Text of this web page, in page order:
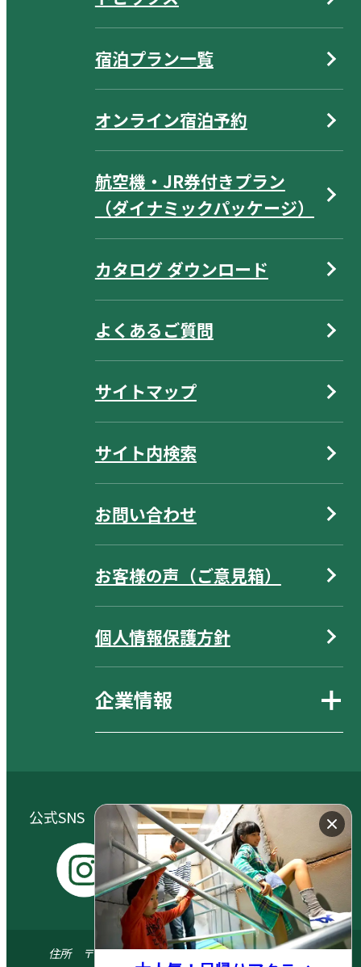
宿泊プラン一覧
オンライン宿泊予約
航空機・JR券付きプラン
（ダイナミックパッケージ）
カタログ ダウンロード
よくあるご質問
サイトマップ
サイト内検索
お問い合わせ
お客様の声（ご意見箱）
個人情報保護方針
企業情報
公式SNS（大自然阿蘇健康の森／阿蘇元気の森）
s
o
u
X
F
a
c
住所 〒869-1404 熊本県阿蘇郡南阿蘇村河陽5579-3